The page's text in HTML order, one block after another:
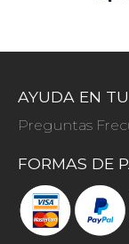
AYUDA EN
Preguntas
FORMAS DE